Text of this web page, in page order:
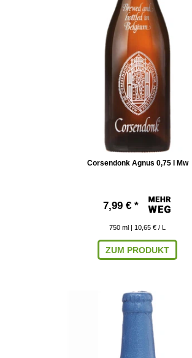
Corsendonk Agnus 0,75 l Mw
7,99 € *
750 ml | 10,65 € / L
ZUM PRODUKT